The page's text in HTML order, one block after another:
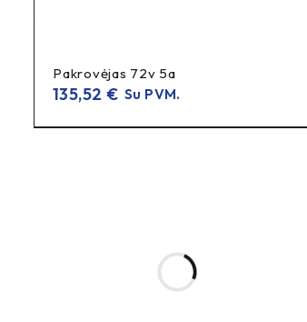
Įtampa: 12,6V
Pakrovėjas 72v 5a
135,52 € Su PVM.